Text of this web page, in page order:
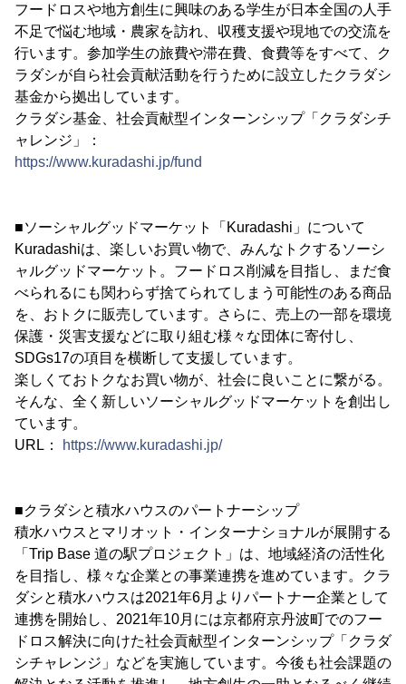
フードロスや地方創生に興味のある学生が日本全国の人手
不足で悩む地域・農家を訪れ、収穫支援や現地での交流を
行います。参加学生の旅費や滞在費、食費等をすべて、ク
ラダシが自ら社会貢献活動を行うために設立したクラダシ
基金から拠出しています。
クラダシ基金、社会貢献型インターンシップ「クラダシチ
ャレンジ」：
https://www.kuradashi.jp/fund
■ソーシャルグッドマーケット「Kuradashi」について
Kuradashiは、楽しいお買い物で、みんなトクするソーシ
ャルグッドマーケット。フードロス削減を目指し、まだ食
べられるにも関わらず捨てられてしまう可能性のある商品
を、おトクに販売しています。さらに、売上の一部を環境
保護・災害支援などに取り組む様々な団体に寄付し、
SDGs17の項目を横断して支援しています。
楽しくておトクなお買い物が、社会に良いことに繋がる。
そんな、全く新しいソーシャルグッドマーケットを創出し
ています。
URL：
https://www.kuradashi.jp/
■クラダシと積水ハウスのパートナーシップ
積水ハウスとマリオット・インターナショナルが展開する
「Trip Base 道の駅プロジェクト」は、地域経済の活性化
を目指し、様々な企業との事業連携を進めています。クラ
ダシと積水ハウスは2021年6月よりパートナー企業として
連携を開始し、2021年10月には京都府京丹波町でのフー
ドロス解決に向けた社会貢献型インターンシップ「クラダ
シチャレンジ」などを実施しています。今後も社会課題の